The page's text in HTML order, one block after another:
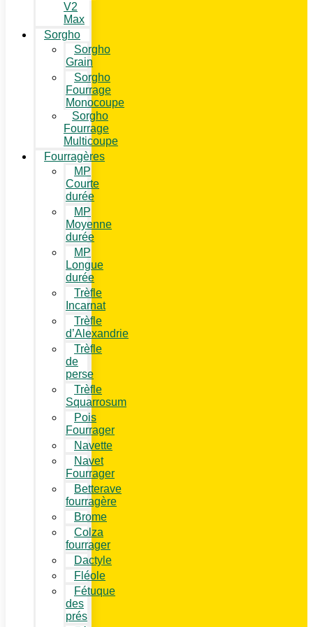
V2
Max
Sorgho
Sorgho
Grain
Sorgho
Fourrage
Monocoupe
Sorgho
Fourrage
Multicoupe
Fourragères
MP
Courte
durée
MP
Moyenne
durée
MP
Longue
durée
Trèfle
Incarnat
Trèfle
d’Alexandrie
Trèfle
de
perse
Trèfle
Squarrosum
Pois
Fourrager
Navette
Navet
Fourrager
Betterave
fourragère
Brome
Colza
fourrager
Dactyle
Fléole
Fétuque
des
prés